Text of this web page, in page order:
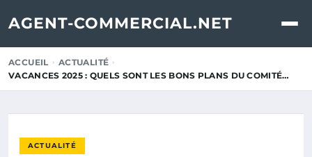
AGENT-COMMERCIAL.NET
ACCUEIL
ACTUALITÉ
VACANCES 2025 : QUELS SONT LES BONS PLANS DU COMITÉ…
ACTUALITÉ